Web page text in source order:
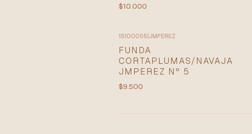
$10.000
15100055 JMPEREZ
FUNDA
CORTAPLUMAS/NAVAJA
JMPEREZ Nº 5
$9.500